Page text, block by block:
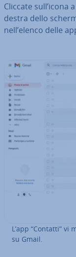
Cliccate sull’icona
destra dello
nell’elenco delle
L’app “Contatti”
su Gmail.